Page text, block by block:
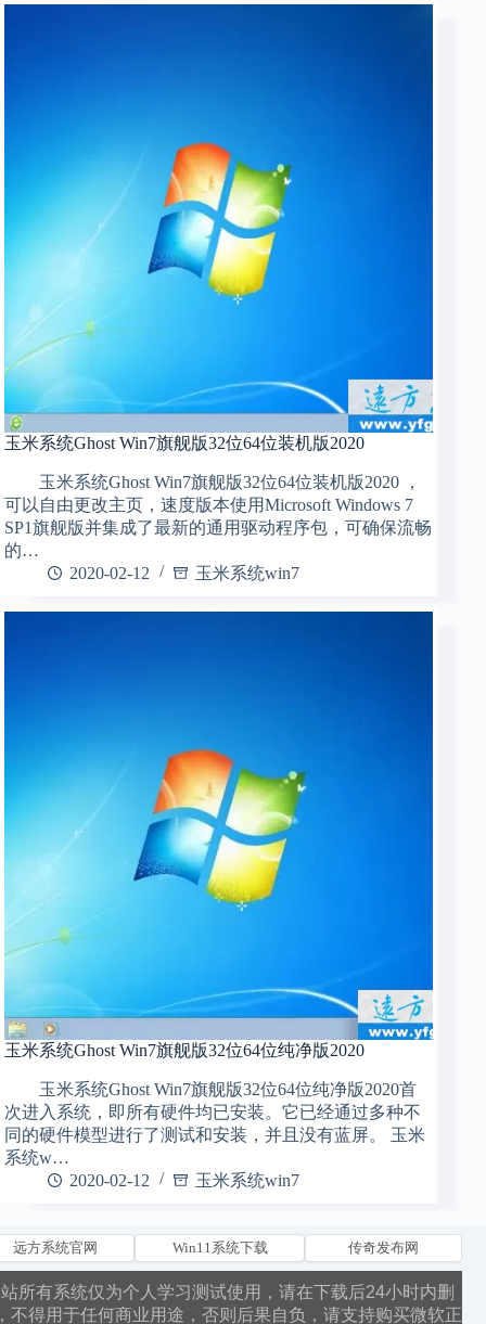
玉米系统Ghost Win7旗舰版32位64位装机版2020
玉米系统Ghost Win7旗舰版32位64位装机版2020 ，
可以自由更改主页，速度版本使用Microsoft Windows 7
SP1旗舰版并集成了最新的通用驱动程序包，可确保流畅
的…
2020-02-12
玉米系统win7
玉米系统Ghost Win7旗舰版32位64位纯净版2020
玉米系统Ghost Win7旗舰版32位64位纯净版2020首
次进入系统，即所有硬件均已安装。它已经通过多种不
同的硬件模型进行了测试和安装，并且没有蓝屏。 玉米
系统w…
2020-02-12
玉米系统win7
远方系统官网 Win11系统下载 传奇发布网
所有系统仅为个人学习测试使用，请在下载后24小时内删
不得用于任何商业用途，否则后果自负，请支持购买微软正